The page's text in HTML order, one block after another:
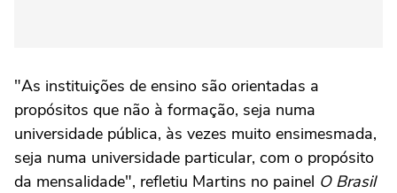
"As instituições de ensino são orientadas a
propósitos que não à formação, seja numa
universidade pública, às vezes muito ensimesmada,
seja numa universidade particular, com o propósito
da mensalidade", refletiu Martins no painel O Brasil